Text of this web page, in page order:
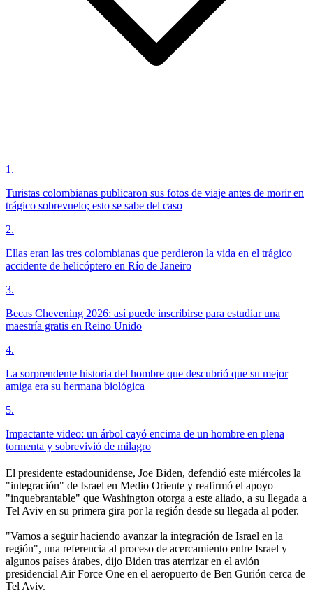
1 .
Turistas colombianas publicaron sus fotos de viaje antes de morir en
trágico sobrevuelo; esto se sabe del caso
2.
Ellas eran las tres colombianas que perdieron la vida en el trágico
accidente de helicóptero en Río de Janeiro
3.
Becas Chevening 2026: así puede inscribirse para estudiar una
maestría gratis en Reino Unido
4.
La sorprendente historia del hombre que descubrió que su mejor
amiga era su hermana biológica
5.
Impactante video: un árbol cayó encima de un hombre en plena
tormenta y sobrevivió de milagro
El presidente estadounidense, Joe Biden, defendió este miércoles la
"integración" de Israel en Medio Oriente y reafirmó el apoyo
"inquebrantable" que Washington otorga a este aliado, a su llegada a
Tel Aviv en su primera gira por la región desde su llegada al poder.
"Vamos a seguir haciendo avanzar la integración de Israel en la
región", una referencia al proceso de acercamiento entre Israel y
algunos países árabes, dijo Biden tras aterrizar en el avión
presidencial Air Force One en el aeropuerto de Ben Gurión cerca de
Tel Aviv.